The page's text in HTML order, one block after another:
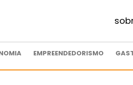
EMPREENDEDORISMO